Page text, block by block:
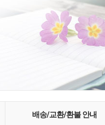
배송/교환/환불 안내